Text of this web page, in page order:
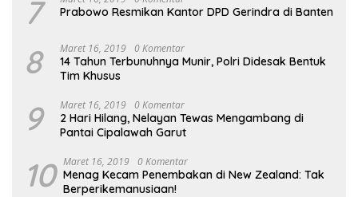
7 Prabowo Resmikan Kantor DPD Gerindra di Banten
8 Maret 16, 2019 0 Komentar
14 Tahun Terbunuhnya Munir, Polri Didesak Bentuk
Tim Khusus
9 Maret 16, 2019 0 Komentar
2 Hari Hilang, Nelayan Tewas Mengambang di
Pantai Cipalawah Garut
10 Maret 16, 2019 0 Komentar
Menag Kecam Penembakan di New Zealand: Tak
Berperikemanusiaan!